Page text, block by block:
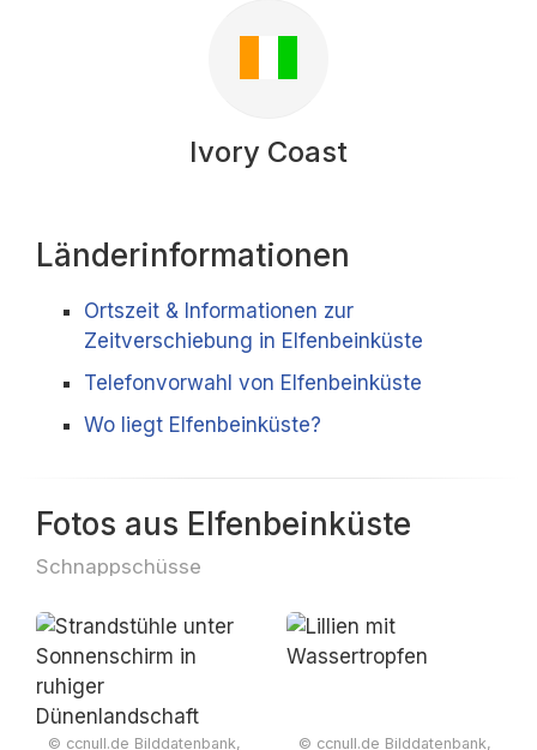
Ivory Coast
Länderinformationen
Ortszeit & Informationen zur
Zeitverschiebung in Elfenbeinküste
Telefonvorwahl von Elfenbeinküste
Wo liegt Elfenbeinküste?
Fotos aus Elfenbeinküste
Schnappschüsse
© ccnull.de Bilddatenbank, © ccnull.de Bilddatenbank,